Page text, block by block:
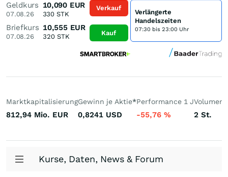
Geldkurs
07.08.26
10,090 EUR
330 STK
Briefkurs
07.08.26
10,555 EUR
320STK
Verkauf
Kauf
Verlängerte
Handelszeiten
07:30 bis 23:00 Uhr
Marktkapitalisierung
812,94 Mio. EUR
Gewinn je Aktie*
0,8241 USD
Performance 1 J
-55,76 %
Volumen
2 St.
Kurse, Daten, News & Forum